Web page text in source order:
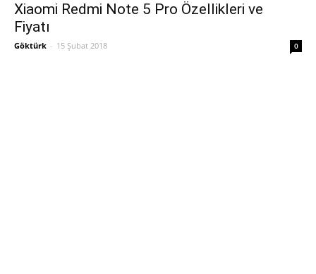
Xiaomi Redmi Note 5 Pro Özellikleri ve
Fiyatı
Göktürk - 15 Şubat 2018 0